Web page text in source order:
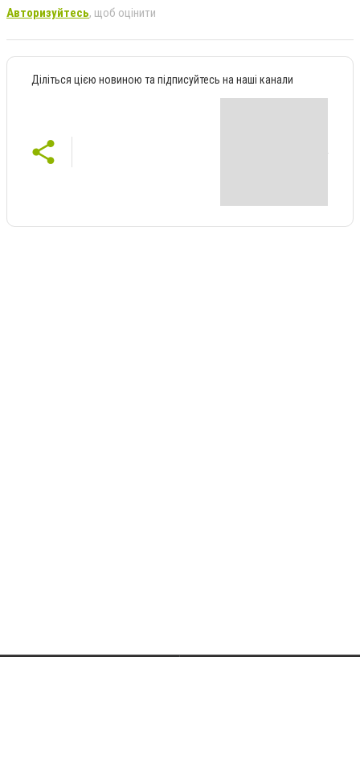
Авторизуйтесь, щоб оцінити
Діліться цією новиною та підписуйтесь на наші канали